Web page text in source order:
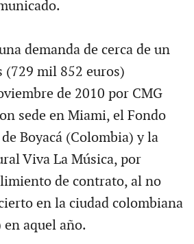
demanda de cerca de un
mil 852 euros)
de 2010 por CMG
sede en Miami, el Fondo
Boyacá (Colombia) y la
Viva La Música, por
de contrato, al no
en la ciudad colombiana
aquel año.